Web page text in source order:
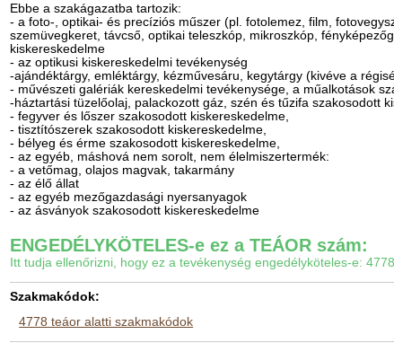
Ebbe a szakágazatba tartozik:
- a foto-, optikai- és precíziós műszer (pl. fotolemez, film,
szemüvegkeret, távcső, optikai teleszkóp, mikroszkóp,
kiskereskedelme
- az optikusi kiskereskedelmi tevékenység
-ajándéktárgy, emléktárgy, kézművesáru, kegytárgy (kivéve a
- művészeti galériák kereskedelmi tevékenysége, a műalkotások
-háztartási tüzelőolaj, palackozott gáz, szén és tűzifa szakosodott
- fegyver és lőszer szakosodott kiskereskedelme,
- tisztítószerek szakosodott kiskereskedelme,
- bélyeg és érme szakosodott kiskereskedelme,
- az egyéb, máshová nem sorolt, nem élelmiszertermék:
- a vetőmag, olajos magvak, takarmány
- az élő állat
- az egyéb mezőgazdasági nyersanyagok
- az ásványok szakosodott kiskereskedelme
ENGEDÉLYKÖTELES-e ez a TEÁOR szám:
Itt tudja ellenőrizni, hogy ez a tevékenység engedélyköteles-e: 4778
Szakmakódok:
4778 teáor alatti szakmakódok